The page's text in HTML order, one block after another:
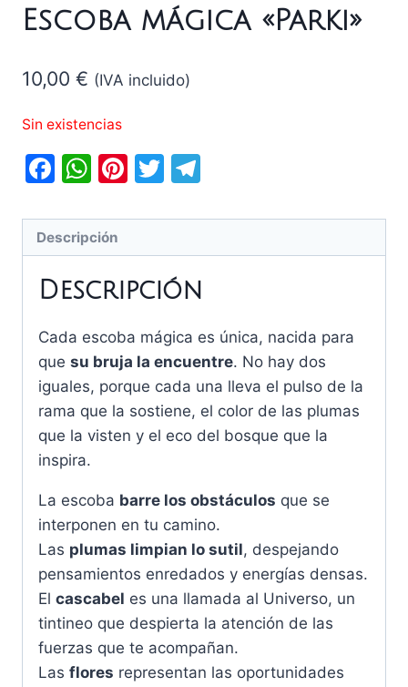
Escoba mágica «Parki»
10,00 € (IVA incluido)
Sin existencias
Facebook
WhatsApp
Pinterest
Twitter
Descripción
Descripción
Cada escoba mágica es única, nacida para
que su bruja la encuentre. No hay dos
iguales, porque cada una lleva el pulso de la
rama que la sostiene, el color de las plumas
que la visten y el eco del bosque que la
inspira.
La escoba barre los obstáculos que se
interponen en tu camino.
Las plumas limpian lo sutil, despejando
pensamientos enredados y energías densas.
El cascabel es una llamada al Universo, un
tintineo que despierta la atención de las
fuerzas que te acompañan.
Las flores representan las oportunidades